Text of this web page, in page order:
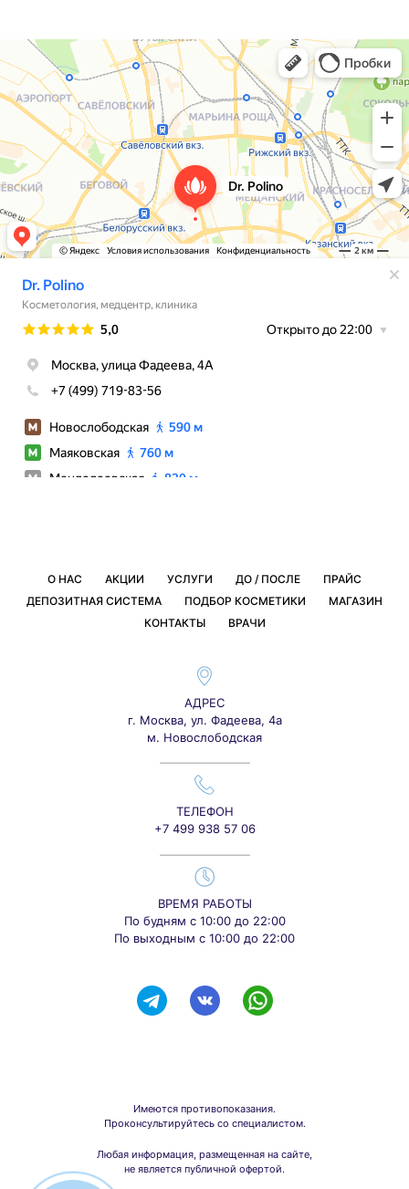
О НАС АКЦИИ УСЛУГИ ДО / ПОСЛЕ
ПРАЙС
ДЕПОЗИТНАЯ СИСТЕМА
ПОДБОР КОСМЕТИКИ
МАГАЗИН
КОНТАКТЫ
ВРАЧИ
АДРЕС
г. Москва, ул. Фадеева, 4а
м. Новослободская
ТЕЛЕФОН
+7 499 938 57 06
ВРЕМЯ РАБОТЫ
По будням с 10:00 до 22:00
По выходным с 10:00 до 22:00
Имеются противопоказания.
Проконсультируйтесь со специалистом.
Любая информация, размещенная на сайте,
не является публичной офертой.